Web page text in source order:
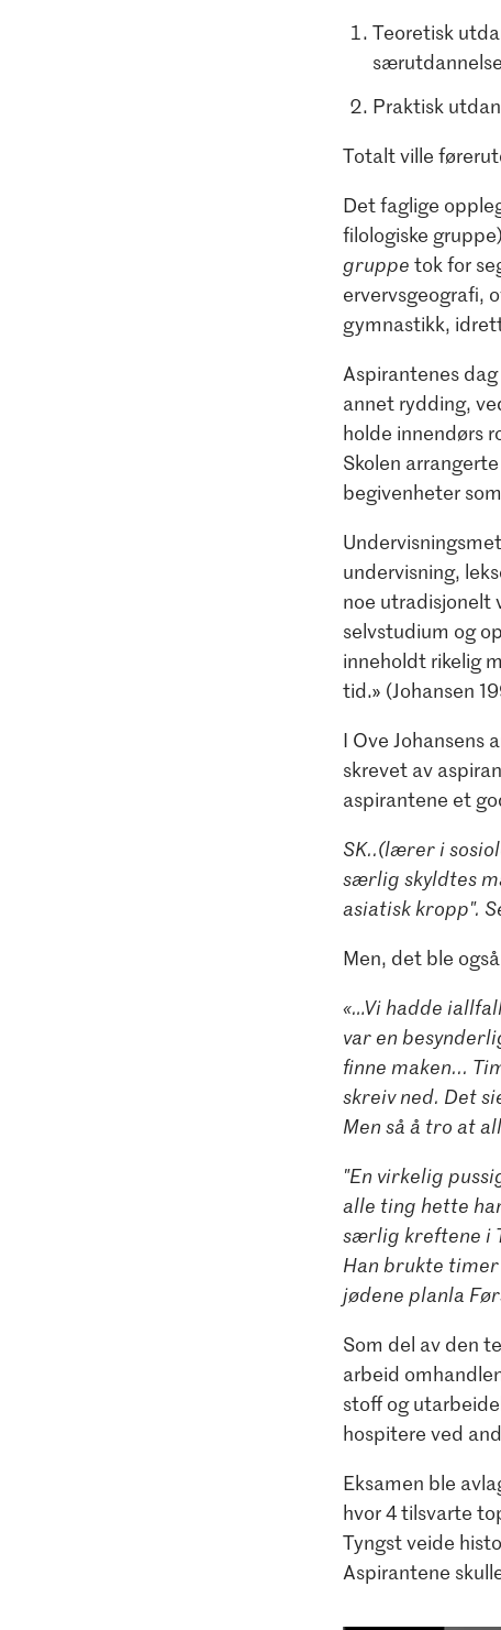
Teoretisk
Praktisk
Totalt ville
Det faglige
filologiske
gruppe tok for
ervervsgeografi,
gymnastikk,
Aspirantenes
annet rydding,
holde innendørs
Skolen
begivenheter
undervisning,
noe utradisjonelt
selvstudium og
inneholdt rikelig
tid.» (Johansen
I Ove Johansens
skrevet av
aspirantene et
SK..(lærer i
særlig skyldtes
asiatisk kropp".
Men, det ble
«…Vi hadde
var en
finne maken...
skreiv ned. Det
Men så å tro at
"En virkelig
alle ting hette
særlig kreftene i
Han brukte timer
jødene planla
Som del av den
arbeid
stoff og
hospitere ved
Eksamen ble
hvor 4 tilsvarte
Tyngst veide
Aspirantene